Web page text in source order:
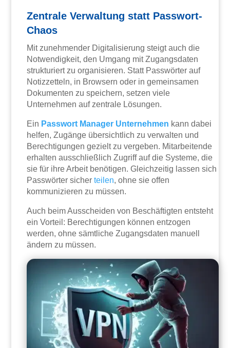
Zentrale Verwaltung statt Passwort-
Chaos
Mit zunehmender Digitalisierung steigt auch die
Notwendigkeit, den Umgang mit Zugangsdaten
strukturiert zu organisieren. Statt Passwörter auf
Notizzetteln, in Browsern oder in gemeinsamen
Dokumenten zu speichern, setzen viele
Unternehmen auf zentrale Lösungen.
Ein Passwort Manager Unternehmen kann dabei
helfen, Zugänge übersichtlich zu verwalten und
Berechtigungen gezielt zu vergeben. Mitarbeitende
erhalten ausschließlich Zugriff auf die Systeme, die
sie für ihre Arbeit benötigen. Gleichzeitig lassen sich
Passwörter sicherteilen, ohne sie offen
kommunizieren zu müssen.
Auch beim Ausscheiden von Beschäftigten entsteht
ein Vorteil: Berechtigungen können entzogen
werden, ohne sämtliche Zugangsdaten manuell
ändern zu müssen.